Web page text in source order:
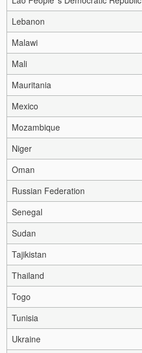
Lebanon
Malawi
Mali
Mauritania
Mexico
Mozambique
Niger
Oman
Russian Federation
Senegal
Sudan
Tajikistan
Thailand
Togo
Tunisia
Ukraine